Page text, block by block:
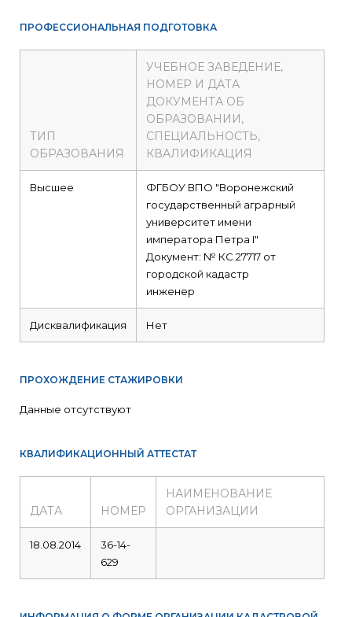
ПРОФЕССИОНАЛЬНАЯ ПОДГОТОВКА
ТИП
ОБРАЗОВАНИЯ
УЧЕБНОЕ ЗАВЕДЕНИЕ,
НОМЕР И ДАТА
ДОКУМЕНТА ОБ
ОБРАЗОВАНИИ,
СПЕЦИАЛЬНОСТЬ,
КВАЛИФИКАЦИЯ
Высшее
ФГБОУ ВПО "Воронежский
государственный аграрный
университет имени
императора Петра I"
Документ: № КС 27717 от
городской кадастр
инженер
Дисквалификация Нет
ПРОХОЖДЕНИЕ СТАЖИРОВКИ
Данные отсутствуют
КВАЛИФИКАЦИОННЫЙ АТТЕСТАТ
ДАТА НОМЕР
НАИМЕНОВАНИЕ
ОРГАНИЗАЦИИ
18.08.2014
36-14-
629